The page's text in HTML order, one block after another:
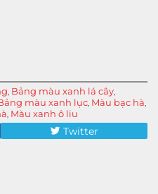
, Bảng màu xanh lá cây,
màu xanh lục, Màu bạc hà,
, Màu xanh ô liu
Twitter